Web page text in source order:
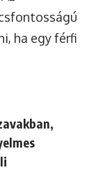
ha egy férfi